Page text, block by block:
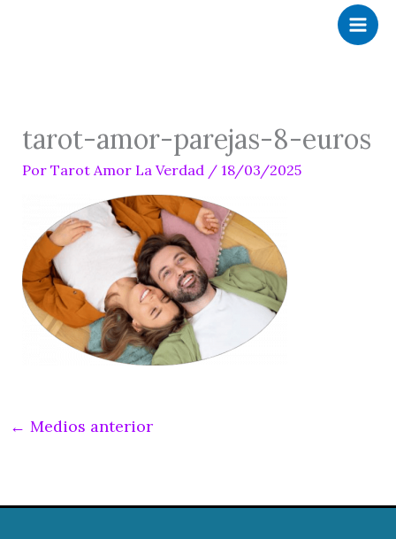
tarot-amor-parejas-8-euros
Por Tarot Amor La Verdad / 18/03/2025
← Medios anterior